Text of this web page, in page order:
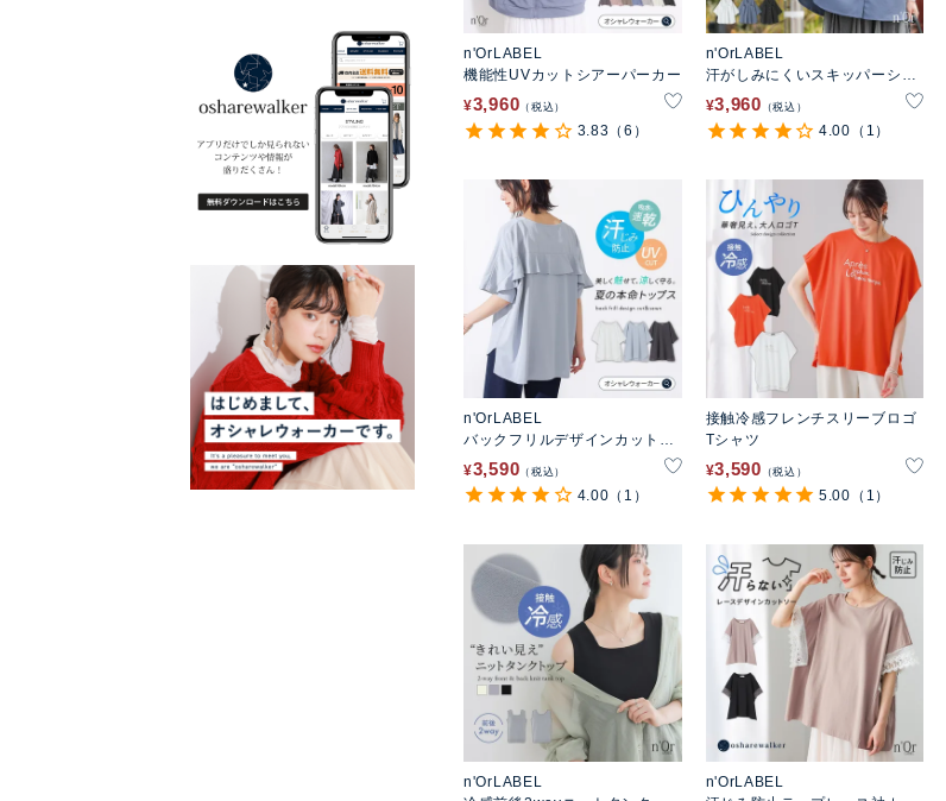
n'OrLABEL
機能性UVカットシアーパーカー
¥3,960 税込
3.83 （6）
n'OrLABEL
汗がしみにくいスキッパーシャ
ツ
¥3,960 税込
4.00 （1）
n'OrLABEL
バックフリルデザインカットソ
ー
¥3,590 税込
4.00 （1）
接触冷感フレンチスリーブロゴ
Tシャツ
¥3,590 税込
5.00 （1）
n'OrLABEL
n'OrLABEL